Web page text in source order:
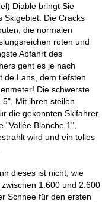
Diable bringt Sie
Skigebiet. Die Cracks
die normalen
roten und
Abfahrt des
geht es je nach
de Lans, dem tiefsten
Die schwerste
Mit ihren steilen
die gekonnten Skifahrer.
"Vallée Blanche 1",
wird und ein tolles
dieses ist nicht, wie
1.600 und 2.600
Schnee für den ersten